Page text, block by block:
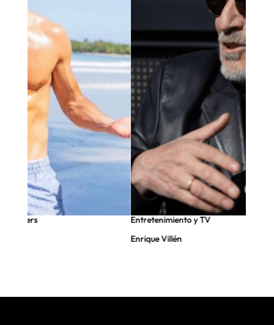
Entretenimiento y TV
Enrique Villén